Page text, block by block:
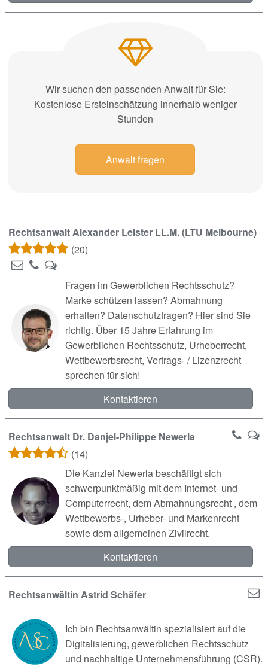
Wir suchen den passenden Anwalt für Sie:
Kostenlose Ersteinschätzung innerhalb weniger
Stunden
Anwalt fragen
Rechtsanwalt Alexander Leister LL.M. (LTU Melbourne)
(20)
Fragen im Gewerblichen Rechtsschutz?
Marke schützen lassen? Abmahnung
erhalten? Datenschutzfragen? Hier sind Sie
richtig. Über 15 Jahre Erfahrung im
Gewerblichen Rechtsschutz, Urheberrecht,
Wettbewerbsrecht, Vertrags- / Lizenzrecht
sprechen für sich!
Kontaktieren
Rechtsanwalt Dr. Danjel-Philippe Newerla
(14)
Die Kanzlei Newerla beschäftigt sich
schwerpunktmäßig mit dem Internet- und
Computerrecht, dem Abmahnungsrecht , dem
Wettbewerbs-, Urheber- und Markenrecht
sowie dem allgemeinen Zivilrecht.
Kontaktieren
Rechtsanwältin Astrid Schäfer
Ich bin Rechtsanwältin spezialisiert auf die
Digitalisierung, gewerblichen Rechtsschutz
und nachhaltige Unternehmensführung (CSR).